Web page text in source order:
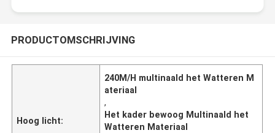
PRODUCTOMSCHRIJVING
Hoog licht:
240M/H multinaald het Watteren M
ateriaal
,
Het kader bewoog Multinaald het
Watteren Materiaal